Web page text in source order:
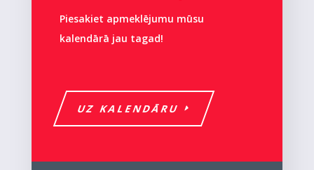
Piesakiet apmeklējumu mūsu
kalendārā jau tagad!
UZ KALENDĀRU